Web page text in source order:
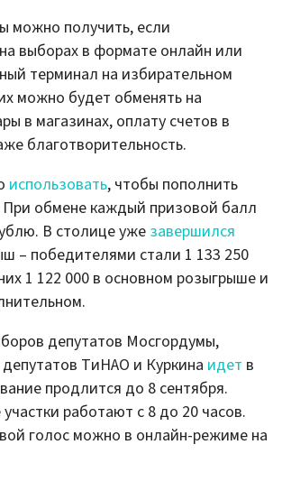
можно получить, если
выборах в формате онлайн или
терминал на избирательном
можно будет обменять на
в магазинах, оплату счетов в
благотворительность.
использовать, чтобы пополнить
При обмене каждый призовой балл
В столице уже завершился
– победителями стали 1 133 250
1 122 000 в основном розыгрыше и
депутатов Мосгордумы,
ТиНАО и Куркина идет в
продлится до 8 сентября.
работают с 8 до 20 часов.
голос можно в онлайн-режиме на